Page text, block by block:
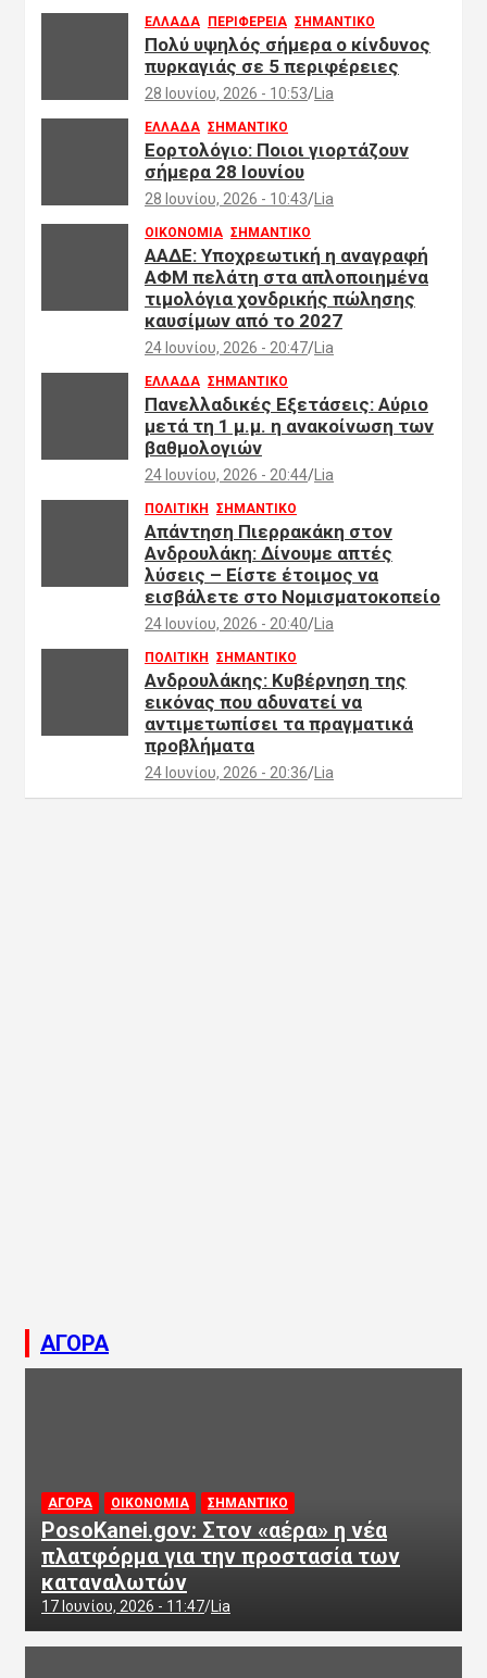
ΕΛΛΑΔΑ ΠΕΡΙΦΕΡΕΙΑ ΣΗΜΑΝΤΙΚΟ
Πολύ υψηλός σήμερα ο κίνδυνος
πυρκαγιάς σε 5 περιφέρειες
28 Ιουνίου, 2026 - 10:53 Lia
ΕΛΛΑΔΑ ΣΗΜΑΝΤΙΚΟ
Εορτολόγιο: Ποιοι γιορτάζουν
σήμερα 28 Ιουνίου
28 Ιουνίου, 2026 - 10:43 Lia
ΟΙΚΟΝΟΜΙΑ ΣΗΜΑΝΤΙΚΟ
ΑΑΔΕ: Υποχρεωτική η αναγραφή
ΑΦΜ πελάτη στα απλοποιημένα
τιμολόγια χονδρικής πώλησης
καυσίμων από το 2027
24 Ιουνίου, 2026 - 20:47 Lia
ΕΛΛΑΔΑ ΣΗΜΑΝΤΙΚΟ
Πανελλαδικές Εξετάσεις: Αύριο
μετά τη 1 μ.μ. η ανακοίνωση των
βαθμολογιών
24 Ιουνίου, 2026 - 20:44 Lia
ΠΟΛΙΤΙΚΗ ΣΗΜΑΝΤΙΚΟ
Απάντηση Πιερρακάκη στον
Ανδρουλάκη: Δίνουμε απτές
λύσεις – Είστε έτοιμος να
εισβάλετε στο Νομισματοκοπείο
24 Ιουνίου, 2026 - 20:40 Lia
ΠΟΛΙΤΙΚΗ ΣΗΜΑΝΤΙΚΟ
Ανδρουλάκης: Κυβέρνηση της
εικόνας που αδυνατεί να
αντιμετωπίσει τα πραγματικά
προβλήματα
24 Ιουνίου, 2026 - 20:36 Lia
ΑΓΟΡΑ
ΑΓΟΡΑ ΟΙΚΟΝΟΜΙΑ ΣΗΜΑΝΤΙΚΟ
PosoKanei.gov: Στον «αέρα» η νέα
πλατφόρμα για την προστασία των
καταναλωτών
17 Ιουνίου, 2026 - 11:47 Lia